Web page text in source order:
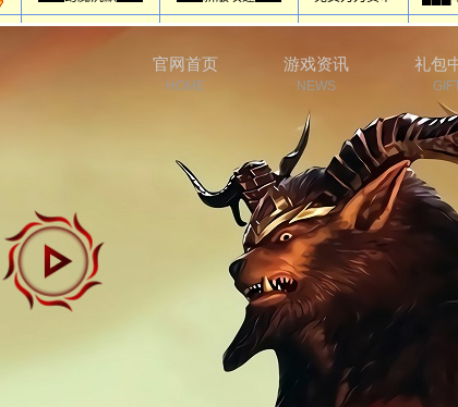
官网首页
HOME
游戏资讯
NEWS
礼包